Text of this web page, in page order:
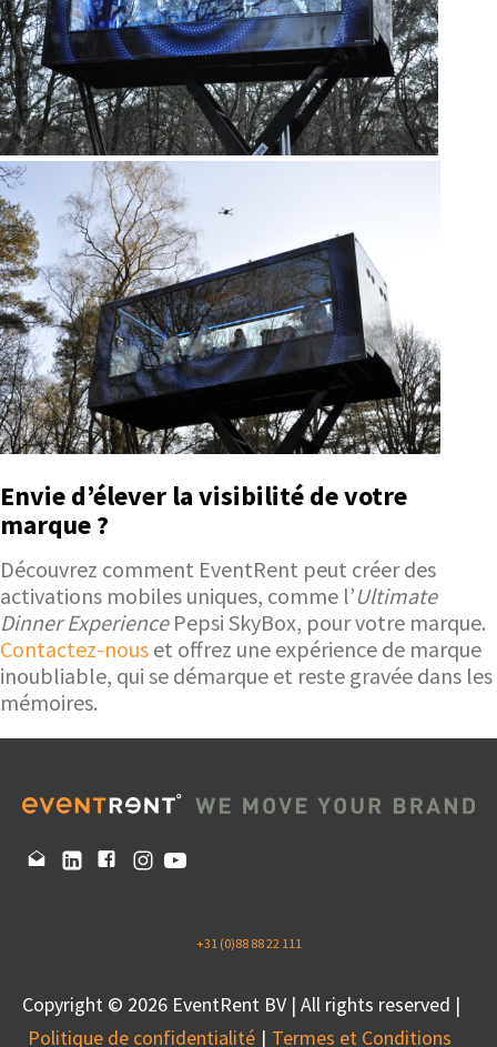
Envie d’élever la visibilité de votre
marque ?
Découvrez comment EventRent peut créer des
activations mobiles uniques, comme l’Ultimate
Dinner Experience Pepsi SkyBox, pour votre marque.
Contactez-nous et offrez une expérience de marque
inoubliable, qui se démarque et reste gravée dans les
mémoires.
+31 (0)88 88 22 111
Copyright © 2026 EventRent BV | All rights reserved |
Politique de confidentialité
Termes et Conditions